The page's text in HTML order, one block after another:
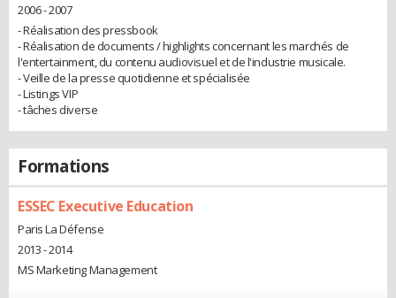
2006 - 2007
- Réalisation des pressbook
- Réalisation de documents / highlights concernant les marchés de
l'entertainment, du contenu audiovisuel et de l'industrie musicale.
- Veille de la presse quotidienne et spécialisée
- Listings VIP
- tâches diverse
Formations
ESSEC Executive Education
Paris La Défense
2013 - 2014
MS Marketing Management